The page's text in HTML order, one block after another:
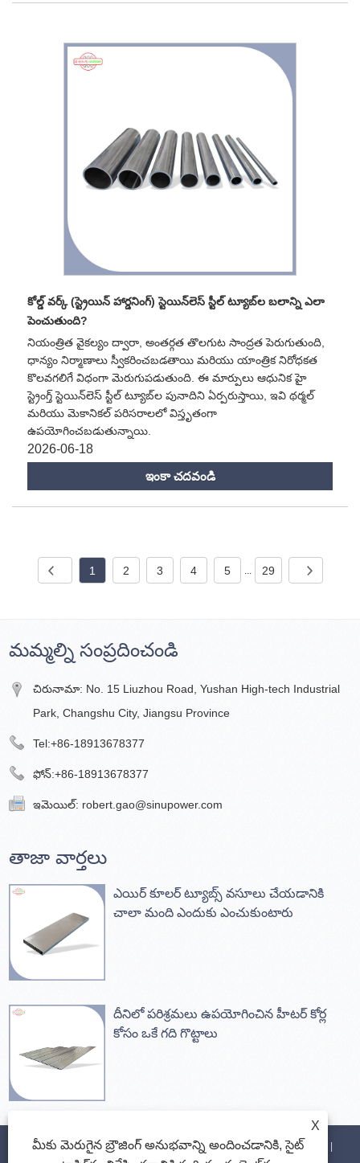
కోల్డ్ వర్క్ (స్ట్రెయిన్ హార్డనింగ్) స్టెయిన్‌లెస్ స్టీల్ ట్యూబ్‌ల బలాన్ని ఎలా
పెంచుతుంది?
నియంత్రిత వైకల్యం ద్వారా, అంతర్గత తొలగుట సాంద్రత పెరుగుతుంది,
ధాన్యం నిర్మాణాలు స్వీకరించబడతాయి మరియు యాంత్రిక నిరోధకత
కొలవగలిగే విధంగా మెరుగుపడుతుంది. ఈ మార్పులు ఆధునిక హై
స్ట్రెంగ్త్ స్టెయిన్‌లెస్ స్టీల్ ట్యూబ్‌ల పునాదిని ఏర్పరుస్తాయి, ఇవి థర్మల్
మరియు మెకానికల్ పరిసరాలలో విస్తృతంగా
ఉపయోగించబడుతున్నాయి.
2026-06-18
ఇంకా చదవండి
1 2 3 4 5 ... 29
మమ్మల్ని సంప్రదించండి
చిరునామా: No. 15 Liuzhou Road, Yushan High-tech Industrial
Park, Changshu City, Jiangsu Province
Tel:+86-18913678377
ఫోన్:+86-18913678377
ఇమెయిల్: robert.gao@sinupower.com
తాజా వార్తలు
ఎయిర్ కూలర్ ట్యూబ్స్ వసూలు చేయడానికి
చాలా మంది ఎందుకు ఎంచుకుంటారు
దీనిలో పరిశ్రమలు ఉపయోగించిన హీటర్ కోర్ల
కోసం ఒకే గది గొట్టాలు
హోమ్ మా గురించి ఉత్పత్తులు వార్తలు డౌన్‌లోడ్ చేయండి
X
మీకు మెరుగైన బ్రౌజింగ్ అనుభవాన్ని అందించడానికి, సైట్